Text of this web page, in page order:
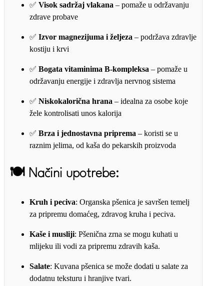
✅ Visok sadržaj vlakana – pomaže u održavanju
zdrave probave
✅ Izvor magnezijuma i željeza – podržava zdravlje
kostiju i krvi
✅ Bogata vitaminima B-kompleksa – pomaže u
održavanju energije i zdravlja nervnog sistema
✅ Niskokalorična hrana – idealna za osobe koje
žele kontrolisati unos kalorija
✅ Brza i jednostavna priprema – koristi se u
raznim jelima, od kaša do pekarskih proizvoda
🍽️ Načini upotrebe:
Kruh i peciva: Organska pšenica je savršen temelj
za pripremu domaćeg, zdravog kruha i peciva.
Kaše i musliji: Pšenična zrna se mogu kuhati u
mlijeku ili vodi za pripremu zdravih kaša.
Salate: Kuvana pšenica se može dodati u salate za
dodatnu teksturu i hranjive tvari.